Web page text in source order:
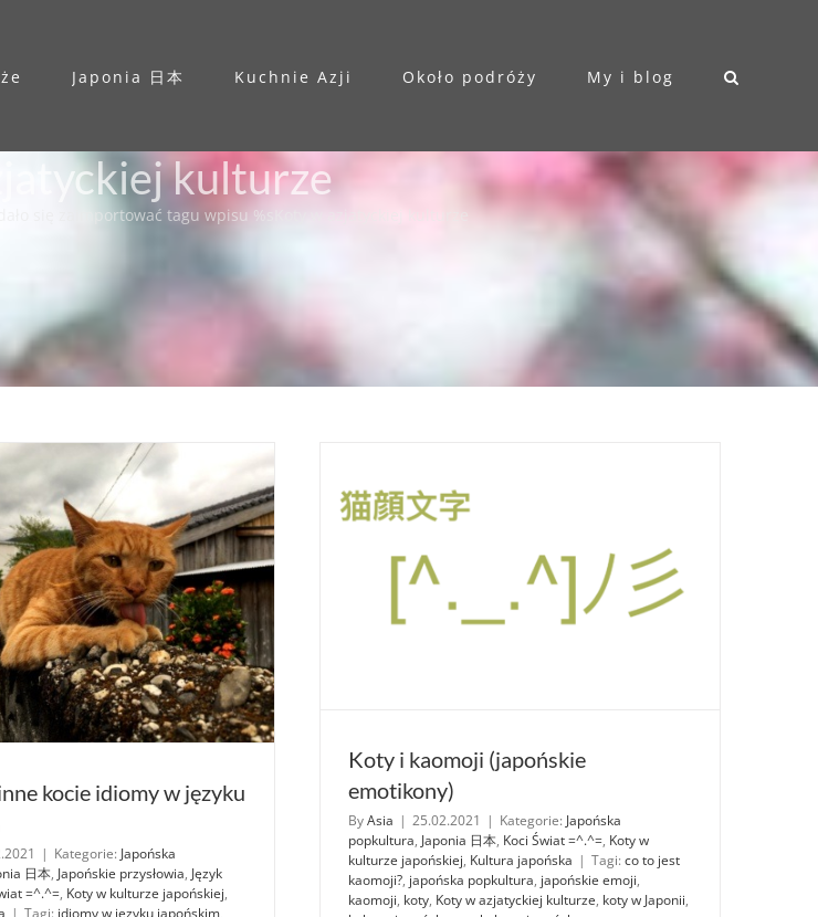
Japonia 日本 Kuchnie Azji Około podróży My i blog
kulturze
się zaimportować tagu wpisu %s
kocie idiomy w języku
| Kategorie: Japońska
日本, Japońskie przysłowia, Język
=^.^=, Koty w kulturze japońskiej,
| Tagi: idiomy w języku japońskim,
Koty i kaomoji (japońskie
emotikony)
ByAsia | 25.02.2021 | Kategorie: Japońska
popkultura, Japonia 日本, Koci Świat =^.^=, Koty w
kulturze japońskiej, Kultura japońska | Tagi: co to jest
kaomoji?, japońska popkultura, japońskie emoji,
kaomoji, koty, Koty w azjatyckiej kulturze, koty w Japonii,